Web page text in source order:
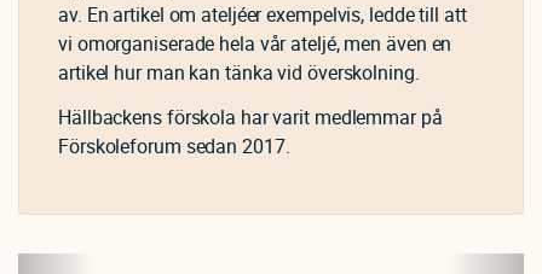
av. En artikel om ateljéer exempelvis, ledde till att
vi omorganiserade hela vår ateljé, men även en
artikel hur man kan tänka vid överskolning.
Hällbackens förskola har varit medlemmar på
Förskoleforum sedan 2017.